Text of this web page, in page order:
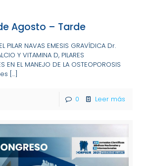
Agosto – Tarde
PILAR NAVAS EMESIS GRAVÍDICA Dr.
Y VITAMINA D, PILARES
EN EL MANEJO DE LA OSTEOPOROSIS
[…]
0 Leer más